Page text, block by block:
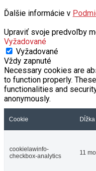
Ďalšie informácie v
Upraviť svoje predvoľby
Vyžadované
Vyžadované
Vždy zapnuté
Necessary cookies are
to function properly.
functionalities and
anonymously.
Cookie
cookielawinfo-
checkbox-analytics
11